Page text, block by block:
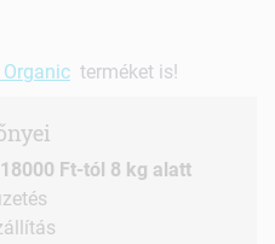
Organic terméket is!
Ft-tól 8 kg alatt